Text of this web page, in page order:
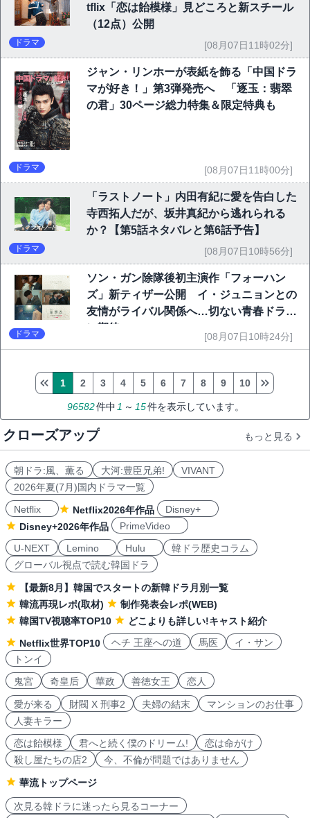
tflix「恋は飴模様」見どころと新スチール
（12点）公開
ドラマ [08月07日11時02分]
ジャン・リンホーが表紙を飾る「中国ドラ
マが好き！」第3弾発売へ 「逐玉：翡翠
の君」30ページ総力特集＆限定特典も
ドラマ [08月07日11時00分]
「ラストノート」内田有紀に愛を告白した
寺西拓人だが、坂井真紀から逃れられる
か？【第5話ネタバレと第6話予告】
ドラマ [08月07日10時56分]
ソン・ガン除隊後初主演作「フォーハン
ズ」新ティザー公開 イ・ジュニョンとの
友情がライバル関係へ…切ない青春ドラマ
に期待
ドラマ [08月07日10時24分]
96582件中 1 ～ 15件を表示しています。
1 2 3 4 5 6 7 8 9 10
クローズアップ もっと見る
朝ドラ:風、薫る 大河:豊臣兄弟!
VIVANT
2026年夏(7月)国内ドラマ一覧
Netflix
Netflix2026年作品
Disney+
Disney+2026年作品
PrimeVideo
U-NEXT
Lemino Hulu
韓ドラ歴史コラム
グローバル視点で読む韓国ドラ
【最新8月】韓国でスタートの新韓ドラ月別一覧
韓流再現レポ(取材)
制作発表会レポ(WEB)
韓国TV視聴率TOP10
どこよりも詳しい!キャスト紹介
Netflix世界TOP10
ヘチ 王座への道 馬医
イ・サン
トンイ
鬼宮
奇皇后 華政 善徳女王 恋人
愛が来る 財閥 X 刑事2 夫婦の結末
マンションのお仕事
人妻キラー
恋は飴模様
君へと続く僕のドリーム!
恋は命がけ
殺し屋たちの店2
今、不倫が問題ではありません
華流トップページ
次見る韓ドラに迷ったら見るコーナー